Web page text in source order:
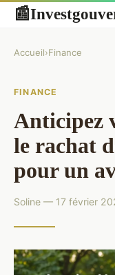
📰
Accueil›Finance
FINANCE
Anticipez
le rachat
pour un
Soline — 17 février